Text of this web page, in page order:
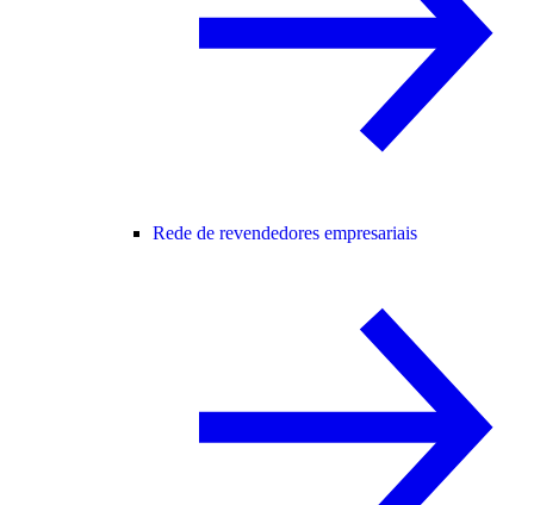
Rede de revendedores empresariais